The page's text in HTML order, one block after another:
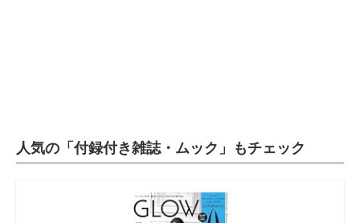
人気の「付録付き雑誌・ムック」もチェック